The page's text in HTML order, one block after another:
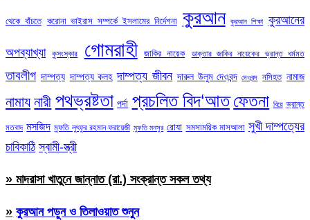
থেকে বাঁচতে করোনা ভাইরাস সম্পর্কে ইসলামের নির্দেশনা কুরআন কুরআন শিক্ষা কুরআনের
অপব্যাখ্যা কুসংস্কার গোমরাহী জাকির নায়েক ডাক্তার জাকির নায়েকের ভ্রান্ত ধর্মমত
তাবলীগ দাম্পত্য দাম্পত্য কলহ দাম্পত্য জীবন দারুল উলুম দেওবন্দ দেওবন্দ নসিহত নামাজ
নামায নারী পথভ্রষ্টতা পর্দা প্রচলিত বিদ‘আত ফেতনা বিয়ে ভ্রান্ত
মতবাদ মসজিদ মুফতি লুৎফুর রহমান ফরায়েজী মুফতি মনসুর রোযা সমসাময়িক মাসআলা সুখী দাম্পত্যের
চাবিকাঠি স্বামী-স্ত্রী
» মাদরাসা খাতুনে জান্নাত (রা.) সংক্রান্ত সকল তথ্য
» কুরআন পড়ুন ও তিলাওয়াত শুনুন